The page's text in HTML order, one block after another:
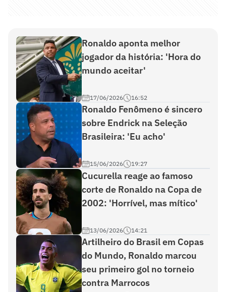
Ronaldo aponta melhor
jogador da história: 'Hora do
mundo aceitar'
17/06/2026 16:52
Ronaldo Fenômeno é sincero
sobre Endrick na Seleção
Brasileira: 'Eu acho'
15/06/2026 19:27
Cucurella reage ao famoso
corte de Ronaldo na Copa de
2002: 'Horrível, mas mítico'
13/06/2026 14:21
Artilheiro do Brasil em Copas
do Mundo, Ronaldo marcou
seu primeiro gol no torneio
contra Marrocos